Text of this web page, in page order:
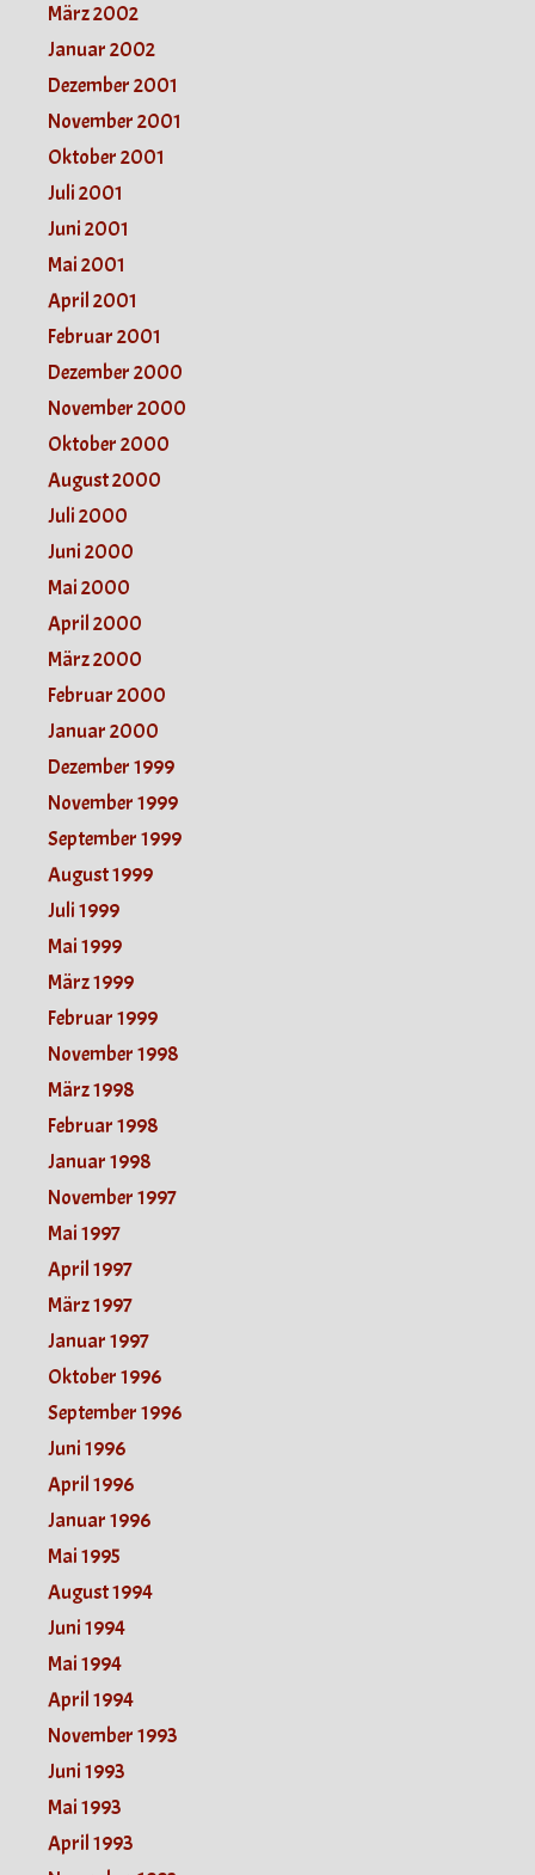
März 2002
Januar 2002
Dezember 2001
November 2001
Oktober 2001
Juli 2001
Juni 2001
Mai 2001
April 2001
Februar 2001
Dezember 2000
November 2000
Oktober 2000
August 2000
Juli 2000
Juni 2000
Mai 2000
April 2000
März 2000
Februar 2000
Januar 2000
Dezember 1999
November 1999
September 1999
August 1999
Juli 1999
Mai 1999
März 1999
Februar 1999
November 1998
März 1998
Februar 1998
Januar 1998
November 1997
Mai 1997
April 1997
März 1997
Januar 1997
Oktober 1996
September 1996
Juni 1996
April 1996
Januar 1996
Mai 1995
August 1994
Juni 1994
Mai 1994
April 1994
November 1993
Juni 1993
Mai 1993
April 1993